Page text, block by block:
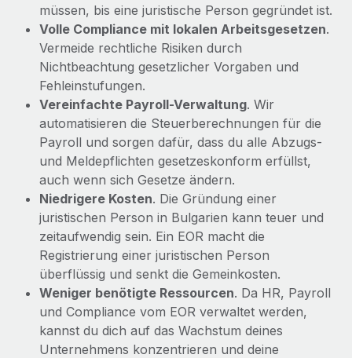
müssen, bis eine juristische Person gegründet ist.
Volle Compliance mit lokalen Arbeitsgesetzen.
Vermeide rechtliche Risiken durch
Nichtbeachtung gesetzlicher Vorgaben und
Fehleinstufungen.
Vereinfachte Payroll-Verwaltung. Wir
automatisieren die Steuerberechnungen für die
Payroll und sorgen dafür, dass du alle Abzugs-
und Meldepflichten gesetzeskonform erfüllst,
auch wenn sich Gesetze ändern.
Niedrigere Kosten. Die Gründung einer
juristischen Person in Bulgarien kann teuer und
zeitaufwendig sein. Ein EOR macht die
Registrierung einer juristischen Person
überflüssig und senkt die Gemeinkosten.
Weniger benötigte Ressourcen. Da HR, Payroll
und Compliance vom EOR verwaltet werden,
kannst du dich auf das Wachstum deines
Unternehmens konzentrieren und deine